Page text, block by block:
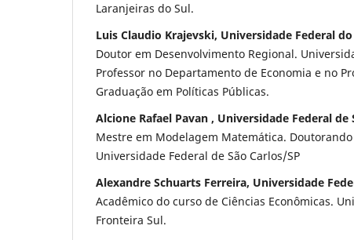
Laranjeiras do Sul.
Luis Claudio Krajevski, Universidade Federal
Doutor em Desenvolvimento Regional.
Professor no Departamento de Economia e no
Graduação em Políticas Públicas.
Alcione Rafael Pavan , Universidade Federal de
Mestre em Modelagem Matemática.
Universidade Federal de São Carlos/SP
Alexandre Schuarts Ferreira, Universidade
Acadêmico do curso de Ciências Econômicas.
Fronteira Sul.